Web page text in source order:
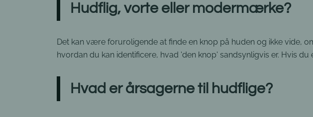
Hudflig, vorte eller modermærke?
Det kan være foruroligende at finde en knop på huden og ikke vide,
hvordan du kan identificere, hvad 'den knop' sandsynligvis er. Hvis
Hvad er årsagerne til hudflige?